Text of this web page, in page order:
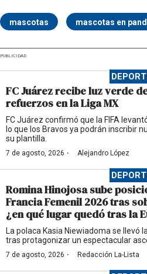
mascotas mascotas en
PUBLICIDAD
FC Juárez recibe luz verde
refuerzos en la Liga MX
FC Juárez confirmó que la FIFA
lo que los Bravos ya podrán inscribir
su plantilla.
7 de agosto, 2026 · Alejandro López
Romina Hinojosa sube
Francia Femenil 2026 tras
¿en qué lugar quedó tras la
La polaca Kasia Niewiadoma se llevó
tras protagonizar un espectacular
7 de agosto, 2026 · Redacción La-Lista